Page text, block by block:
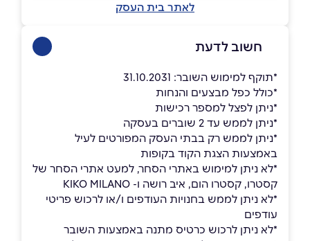
לאתר בית העסק
חשוב לדעת
*תוקף למימוש השובר: 31.10.2031
*כולל כפל מבצעים והנחות
*ניתן לפצל למספר רכישות
*ניתן לממש עד 2 שוברים בעסקה
*ניתן לממש רק בבתי העסק המפורטים לעיל
באמצעות הצגת הקוד בקופות
*לא ניתן למימוש באתרי הסחר, למעט אתרי הסחר של
קסטרו, קסטרו הום, איב רושה ו- KIKO MILANO
*לא ניתן לממש בחנויות העודפים ו/או לרכוש פריטי
עודפים
*לא ניתן לרכוש כרטיס מתנה באמצעות השובר